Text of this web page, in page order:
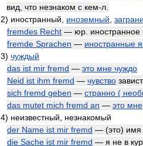
вид что незнаком с кем-л
2) иностранный иноземный
fremdes Recht — юр иностранное
fremde Sprachen — иностранные
3) чуждый
das ist mir fremd — это мне чуждо
Neid ist ihm fremd — чувство
sich fremd geben — странно (
das mutet mich fremd an — это мне
4) неизвестный
незнакомый
der Name ist mir fremd — (это) имя
die Sache ist mir fremd — я не в